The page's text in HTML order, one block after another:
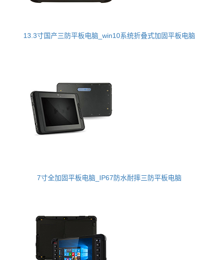
13.3寸国产三防平板电脑_win10系统折叠式加固平板电脑
7寸全加固平板电脑_IP67防水耐摔三防平板电脑